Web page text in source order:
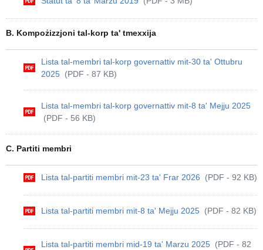
B. Kompożizzjoni tal-korp ta' tmexxija
Lista tal-membri tal-korp governattiv mit-30 ta' Ottubru
2025 (PDF - 87 KB)
Lista tal-membri tal-korp governattiv mit-8 ta' Mejju 2025
(PDF - 56 KB)
C. Partiti membri
Lista tal-partiti membri mit-23 ta' Frar 2026 (PDF - 92 KB)
Lista tal-partiti membri mit-8 ta' Mejju 2025 (PDF - 82 KB)
Lista tal-partiti membri mid-19 ta' Marzu 2025 (PDF - 82